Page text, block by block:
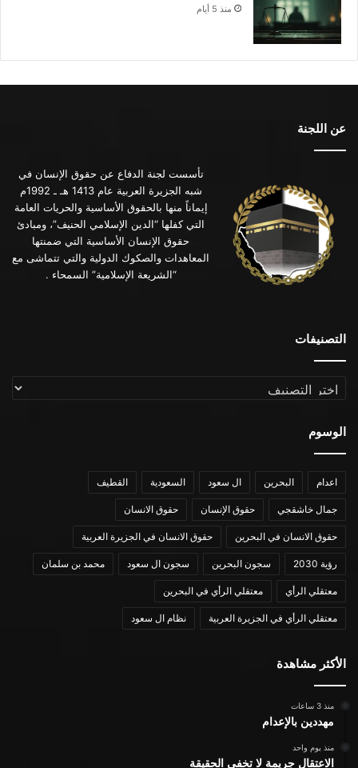
منذ 5 أيام
عن اللجنة
تأسست لجنة الدفاع عن حقوق الإنسان في
شبه الجزيرة العربية عام 1413 هـ ـ 1992م
إيماناً منها بالحقوق الأساسية والحريات العامة
التي كفلها “الدين الإسلامي الحنيف”، ومبادئ
حقوق الإنسان الأساسية التي ضمنتها
المعاهدات والصكوك الدولية والتي تتماشى مع
“الشريعة الإسلامية” السمحاء .
التصنيفات
التصنيفات
الوسوم
اعدام البحرين ال سعود السعودية القطيف
جمال خاشقجي حقوق الإنسان حقوق الانسان
حقوق الانسان في البحرين حقوق الانسان في الجزيرة العربية
رؤية 2030 سجون البحرين سجون ال سعود محمد بن سلمان
معتقلي الرأي معتقلي الرأي في البحرين
معتقلي الرأي في الجزيرة العربية نظام ال سعود
الأكثر مشاهدة
منذ 3 ساعات
مهددين بالإعدام
منذ يوم واحد
الاعتقال جريمة لا تخفي الحقيقة